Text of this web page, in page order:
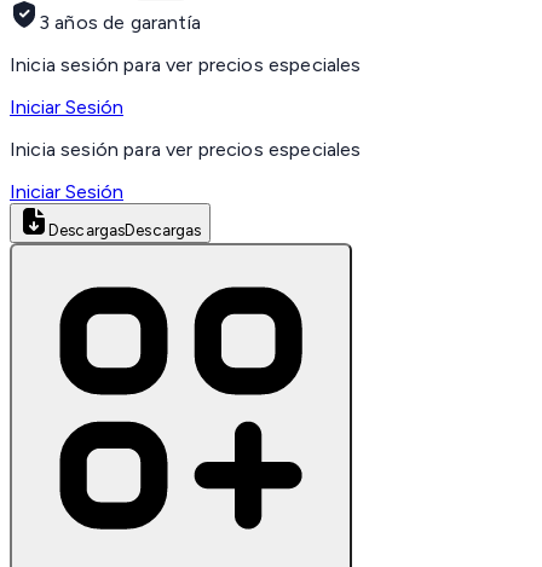
3 años de garantía
Inicia sesión para ver precios especiales
Iniciar Sesión
Inicia sesión para ver precios especiales
Iniciar Sesión
DescargasDescargas